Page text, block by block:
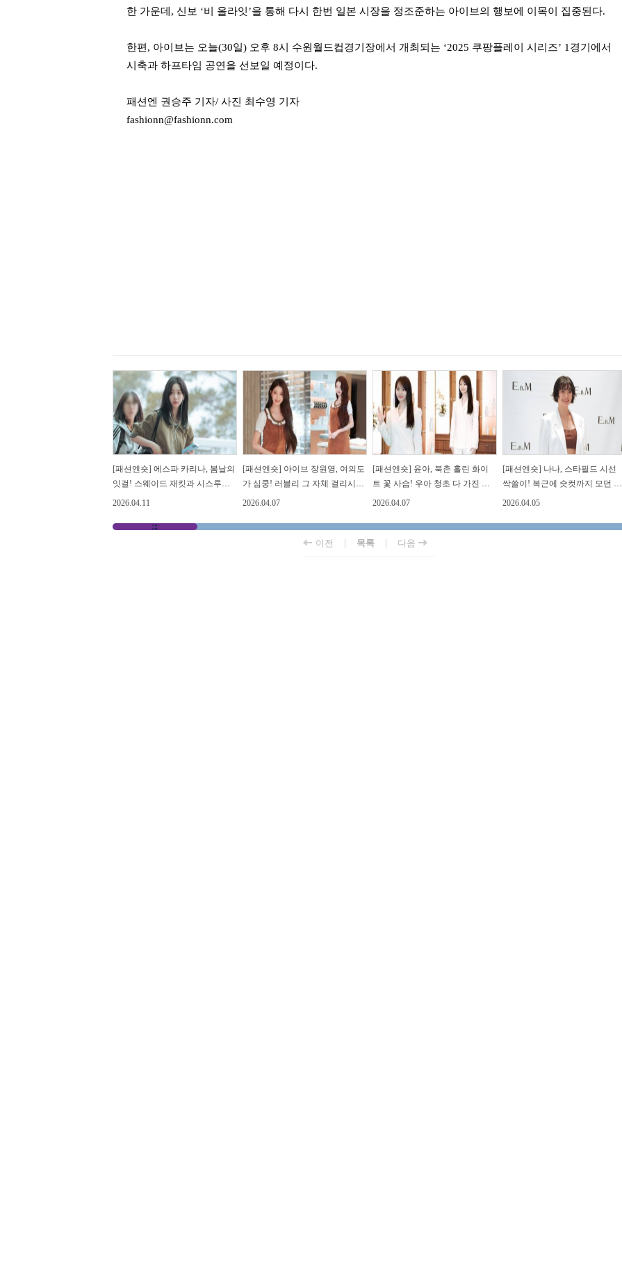
한 가운데, 신보 ‘비 올라잇’을 통해 다시 한번 일본 시장을 정조준하는 아이브의 행보에 이목이 집중된다.
한편, 아이브는 오늘(30일) 오후 8시 수원월드컵경기장에서 개최되는 ‘2025 쿠팡플레이 시리즈’ 1경기에서
시축과 하프타임 공연을 선보일 예정이다.
패션엔 권승주 기자/ 사진 최수영 기자
fashionn@fashionn.com
[패션엔숏] 에스파 카리나, 봄날의
잇걸! 스웨이드 재킷과 시스루가
만난 섹시한 아웃핏
2026.04.11
[패션엔숏] 아이브 장원영, 여의도
가 심쿵! 러블리 그 자체 걸리시
프릴 러플 원피스룩
2026.04.07
[패션엔숏] 윤아, 북촌 홀린 화이
트 꽃 사슴! 우아 청초 다 가진 단
아한 화이트 슈트룩
2026.04.07
[패션엔숏] 나나, 스타필드 시선
싹쓸이! 복근에 숏컷까지 모던 클
래식 멋쟁이 슈트룩
2026.04.05
이전 | 목록 | 다음